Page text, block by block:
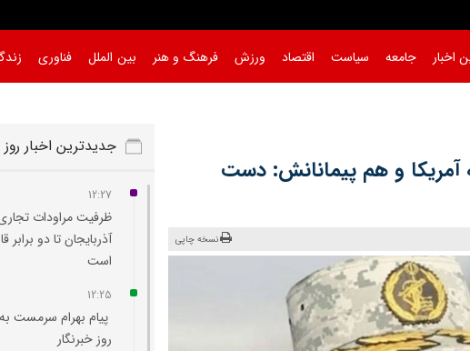
اخبار جامعه سیاست اقتصاد ورزش فرهنگ و هنر بین الملل فناوری
آمریکا و هم‌ پیمانانش: دست
نسخه چاپی
جدیدترین اخبار روز
12:27
ظرفیت مراودات
آذربایجان تا دو برابر
است
12:25
پیام بهرام سرمست
روز خبرنگار